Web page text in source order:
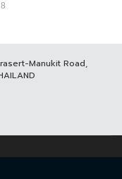
Manukit Road,
RIGHT RESERVED.